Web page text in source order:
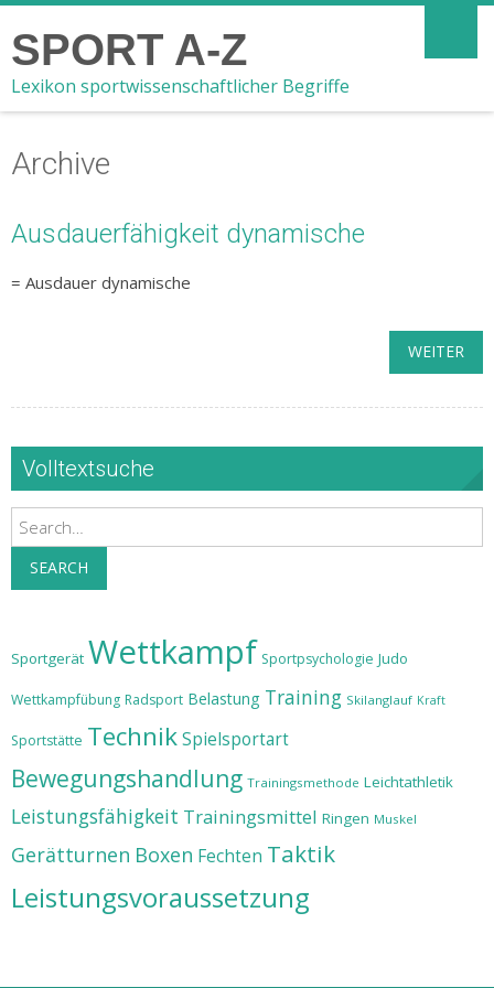
SPORT A-Z
Lexikon sportwissenschaftlicher Begriffe
Archive
Ausdauerfähigkeit dynamische
= Ausdauer dynamische
WEITER
Volltextsuche
Search
SEARCH
Sportgerät Wettkampf Sportpsychologie Judo
Wettkampfübung Radsport Belastung Training Skilanglauf Kraft
Sportstätte TechnikSpielsportart
Bewegungshandlung Trainingsmethode Leichtathletik
Leistungsfähigkeit Trainingsmittel Ringen Muskel
Gerätturnen Boxen Fechten Taktik
Leistungsvoraussetzung